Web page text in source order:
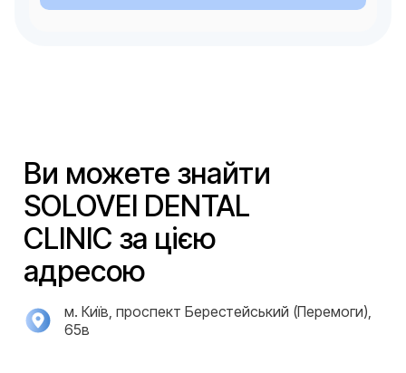
Ви можете знайти
SOLOVEI DENTAL
CLINIC за цією
адресою
м. Київ, проспект Берестейський (Перемоги),
65в